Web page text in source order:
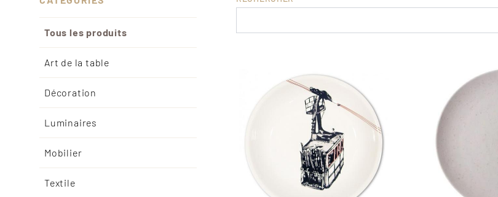
Tous les produits
Art de la table
Décoration
Luminaires
Mobilier
Textile